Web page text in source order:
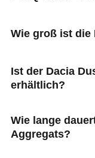
Wie groß ist die
Ist der Dacia
erhältlich?
Wie lange
Aggregats?